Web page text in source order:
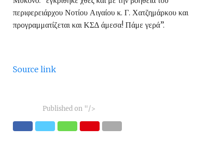
περιφερειάρχου Νοτίου Αιγαίου κ. Γ. Χατζημάρκου και
προγραμματίζεται και ΚΣΔ άμεσα! Πάμε γερά”.
Source link
Published on "/>